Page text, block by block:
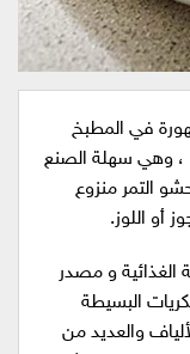
في المطبخ
، وهي سهلة الصنع
التمر منزوع
أو اللوز.
الغذائية و مصدر
البسيطة
والعديد من